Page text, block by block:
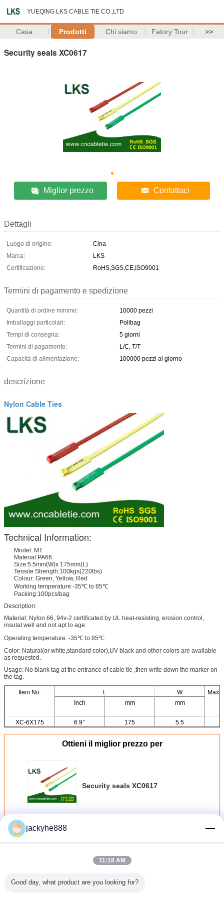
YUEQING LKS CABLE TIE CO.,LTD
Casa Prodotti Chi siamo Fatory Tour >>
Security seals XC0617
Miglior prezzo Contattaci
Dettagli
Luogo di origine:
Cina
Marca:
LKS
Certificazione:
RoHS,SGS,CE,ISO9001
Termini di pagamento e spedizione
Quantità di ordine minimo:
10000 pezzi
Imballaggi particolari:
Polibag
Tempi di consegna:
5 giorni
Termini di pagamento:
L/C, T/T
Capacità di alimentazione:
100000 pezzi al giorno
descrizione
Nylon Cable Ties
Technical Information:
Model: MT
Material:PA66
Size:5.5mm(W)x 175mm(L)
Tensile Strength:100kgs(220lbs)
Colour: Green, Yellow, Red
Working temperature:-35℃ to 85℃
Packing:100pcs/bag
Description:
Material: Nylon 66, 94v-2 certificated by UL.heat-resisting, erosion control,
insulat well and not apt to age.
Operating temperature: -35℃ to 85℃.
Color: Natural(or white,standard color),UV black and other colors are available
as requested.
Usage: No blank tag at the entrance of cable tie ,then write down the marker on
the tag.
Item No. L W
Max
Inch mm mm
XC-6X175 6.9’’ 175 5.5
Ottieni il miglior prezzo per
Security seals XC0617
jackyhe888
11:18 AM
Good day, what product are you looking for?